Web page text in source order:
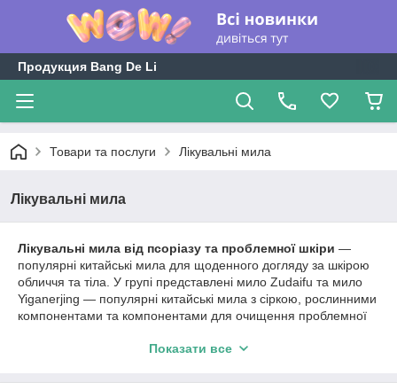
Продукция Bang De Li
Товари та послуги Лікувальні мила
Лікувальні мила
Лікувальні мила від псоріазу та проблемної шкіри —
популярні китайські мила для щоденного догляду за шкірою
обличчя та тіла. У групі представлені мило Zudaifu та мило
Yiganerjing — популярні китайські мила з сіркою, рослинними
компонентами та компонентами для очищення проблемної
У каталозі доступні мила для догляду за шкірою при псоріазі,
Показати все